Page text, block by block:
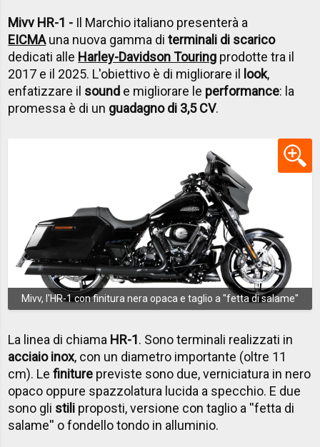
Mivv HR-1 - Il Marchio italiano presenterà a
EICMAuna nuova gamma diterminali di scarico
dedicati alle Harley-Davidson Touring prodotte tra il
2017 e il 2025. L'obiettivo è di migliorare il
look,
enfatizzare il sound e migliorare le performance: la
promessa è di un guadagno di 3,5 CV.
Mivv, l'HR-1 con finitura nera opaca e taglio a ''fetta di salame''
La linea di chiama HR-1. Sono terminali realizzati in
acciaio inox, con un diametro importante (oltre 11
cm). Lefiniture previste sono due, verniciatura in nero
opaco oppure spazzolatura lucida a specchio. E due
sono gli stili proposti, versione con taglio a ''fetta di
salame'' o fondello tondo in alluminio.